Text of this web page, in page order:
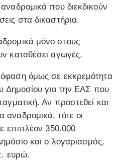
που διεκδικούν
στα δικαστήρια.
μόνο στους
καταθέσει αγωγές.
όμως σε εκκρεμότητα
Δημοσίου για την ΕΑΣ που
Αν προστεθεί και
τότε οι
επιπλέον 350.000
και ο λογαριασμός,
ευρώ.